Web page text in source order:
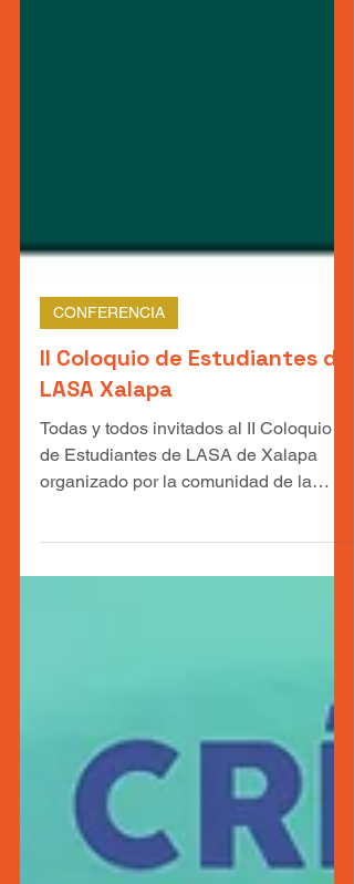
CONFERENCIA
II Coloquio de Estudiantes de
LASA Xalapa
Todas y todos invitados al II Coloquio
de Estudiantes de LASA de Xalapa
Licenciatura en Agroecología...